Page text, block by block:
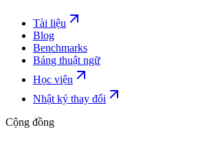
Tài liệu
Blog
Benchmarks
Bảng thuật ngữ
Học viện
Nhật ký thay đổi
Cộng đồng